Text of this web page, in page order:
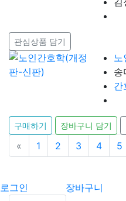
관심상품 담기
송
간
구매하기 장바구니 담기
« 이전
1 2 3 4 5
로그인 장바구니